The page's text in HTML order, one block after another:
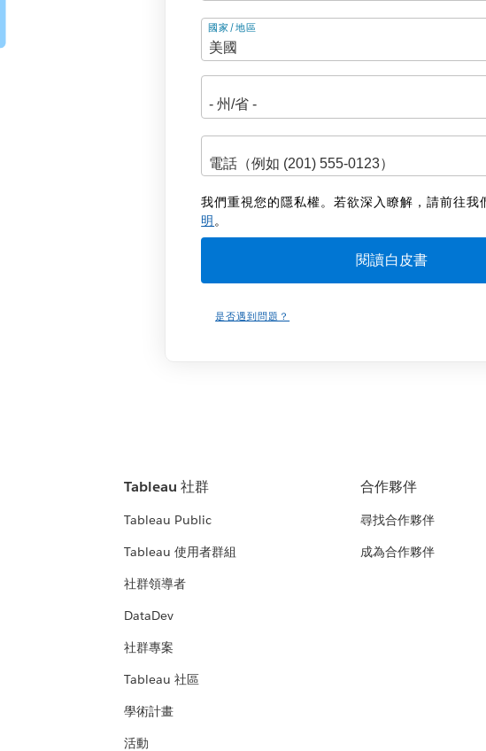
地
址
國家/地區
我們重視您的隱私權。若欲深入瞭解，請前往我
明。
是否遇到問題？
Tableau 社群
Tableau Public
Tableau 使用者群組
社群領導者
DataDev
社群專案
Tableau 社區
學術計畫
活動
合作夥伴
尋找合作夥伴
成為合作夥伴